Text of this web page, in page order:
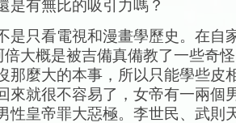
是有無比的吸引力嗎？
是只看電視和漫畫學歷史。在自
倍大概是被吉備真備教了一些奇
那麼大的本事，所以只能學些皮
來就很不容易了，女帝有一兩個
性皇帝罪大惡極。李世民、武則